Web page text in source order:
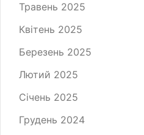
Травень 2025
Квітень 2025
Березень 2025
Лютий 2025
Січень 2025
Грудень 2024